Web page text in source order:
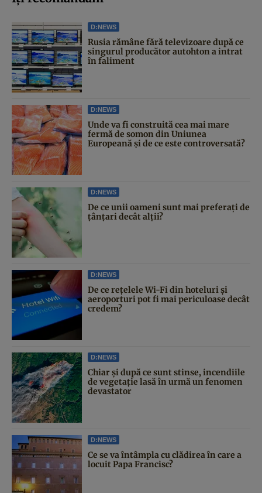
D:NEWS
Rusia rămâne fără televizoare după ce
singurul producător autohton a intrat
în faliment
D:NEWS
Unde va fi construită cea mai mare
fermă de somon din Uniunea
Europeană și de ce este controversată?
D:NEWS
De ce unii oameni sunt mai preferați de
țânțari decât alții?
D:NEWS
De ce rețelele Wi-Fi din hoteluri și
aeroporturi pot fi mai periculoase decât
credem?
D:NEWS
Chiar și după ce sunt stinse, incendiile
de vegetație lasă în urmă un fenomen
devastator
D:NEWS
Ce se va întâmpla cu clădirea în care a
locuit Papa Francisc?